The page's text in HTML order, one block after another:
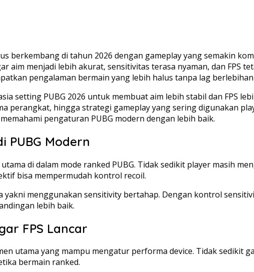
berkembang di tahun 2026 dengan gameplay yang semakin
aim menjadi lebih akurat, sensitivitas terasa nyaman, dan FPS
pengalaman bermain yang lebih halus tanpa lag
setting PUBG 2026 untuk membuat aim lebih stabil dan FPS
perangkat, hingga strategi gameplay yang sering digunakan
pengaturan PUBG modern dengan lebih baik.
PUBG Modern
di dalam mode ranked PUBG. Tidak sedikit player masih
bisa mempermudah kontrol recoil.
yakni menggunakan sensitivity bertahap. Dengan kontrol
lebih baik.
FPS Lancar
utama yang mampu mengatur performa device. Tidak sedikit
bermain ranked.